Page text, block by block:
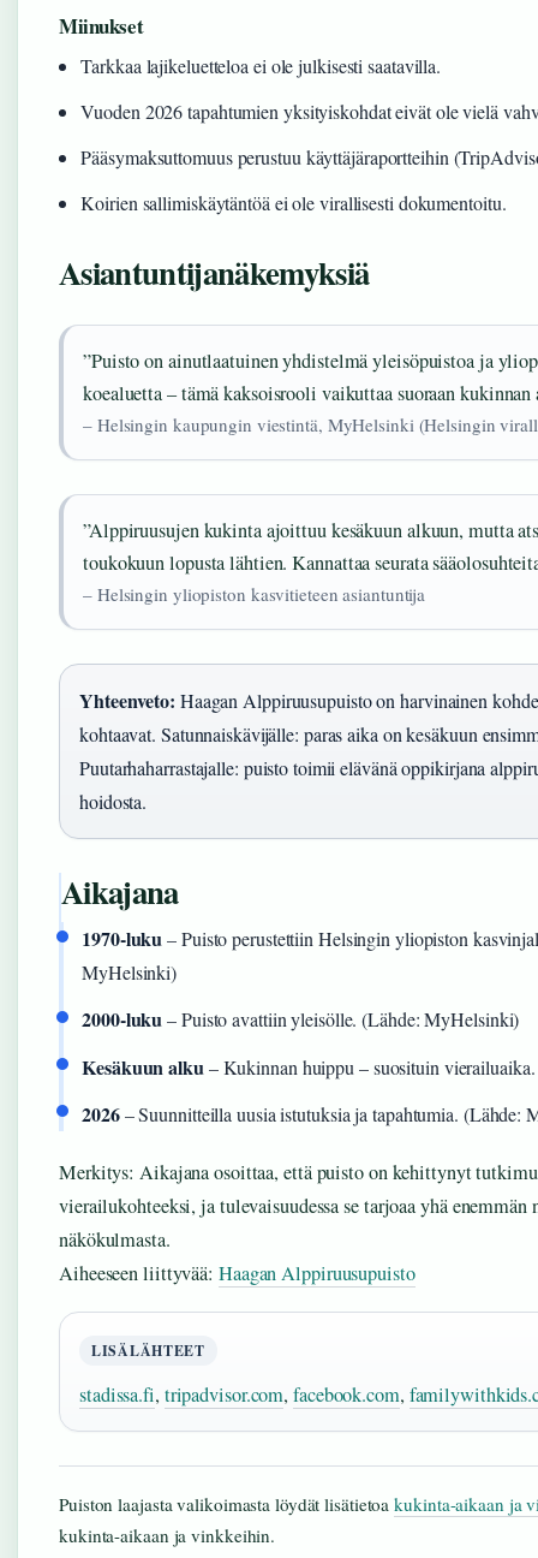
Miinukset
Tarkkaa lajikeluetteloa ei ole julkisesti saatavilla.
Vuoden 2026 tapahtumien yksityiskohdat eivät ole vielä
Pääsymaksuttomuus perustuu käyttäjäraportteihin
Koirien sallimiskäytäntöä ei ole virallisesti dokumentoitu.
Asiantuntijanäkemyksiä
”Puisto on ainutlaatuinen yhdistelmä yleisöpuistoa ja
koealuetta – tämä kaksoisrooli vaikuttaa suoraan
– Helsingin kaupungin viestintä, MyHelsinki (Helsingin
”Alppiruusujen kukinta ajoittuu kesäkuun alkuun, mutta
toukokuun lopusta lähtien. Kannattaa seurata
– Helsingin yliopiston kasvitieteen asiantuntija
Yhteenveto: Haagan Alppiruusupuisto on harvinainen
kohtaavat. Satunnaiskävijälle: paras aika on kesäkuun
Puutarhaharrastajalle: puisto toimii elävänä oppikirjana
hoidosta.
Aikajana
1970-luku– Puisto perustettiin Helsingin yliopiston
MyHelsinki)
2000-luku– Puisto avattiin yleisölle. (Lähde: MyHelsinki)
Kesäkuun alku – Kukinnan huippu – suosituin
2026– Suunnitteilla uusia istutuksia ja tapahtumia. (Lähde:
Merkitys: Aikajana osoittaa, että puisto on kehittynyt
vierailukohteeksi, ja tulevaisuudessa se tarjoaa yhä
näkökulmasta.
Aiheeseen liittyvää: Haagan Alppiruusupuisto
LISÄLÄHTEET
stadissa.fi, tripadvisor.com,facebook.com,
Puiston laajasta valikoimasta löydät lisätietoakukinta-aikaan ja
kukinta-aikaan ja vinkkeihin.